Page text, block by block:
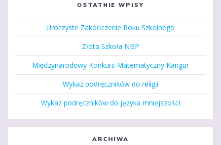
OSTATNIE WPISY
Uroczyste Zakończenie Roku Szkolnego
Złota Szkoła NBP
Międzynarodowy Konkurs Matematyczny Kangur
Wykaz podręczników do religii
Wykaz podręczników do języka mniejszości
ARCHIWA